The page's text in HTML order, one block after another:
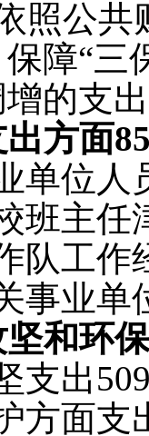
照公
障“三
的支
方面
单位
班主
队工
事业
和环
支出
方面支